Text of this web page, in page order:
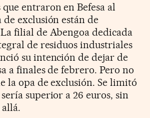
entraron en Befesa al
exclusión están de
filial de Abengoa dedicada
de residuos industriales
su intención de dejar de
a finales de febrero. Pero no
la opa de exclusión. Se limitó
superior a 26 euros, sin